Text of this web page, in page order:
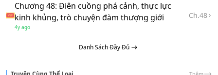
Chương 48: Điên cuồng phá cảnh, thực lực
kinh khủng, trò chuyện đàm thượng giới
4y ago
Ch.48
Danh Sách Đầy Đủ